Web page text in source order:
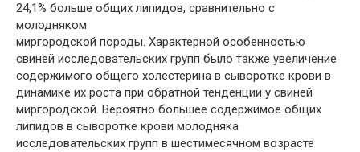
24,1% больше общих липидов, сравнительно с
молодняком
миргородской породы. Характерной особенностью
свиней исследовательских групп было также увеличение
содержимого общего холестерина в сыворотке крови в
динамике их роста при обратной тенденции у свиней
миргородской. Вероятно большее содержимое общих
липидов в сыворотке крови молодняка
исследовательских групп в шестимесячном возрасте